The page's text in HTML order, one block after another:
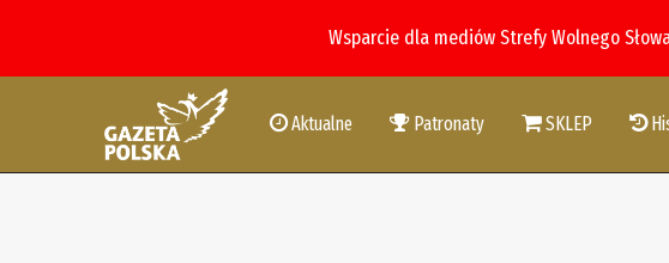
Wsparcie dla mediów Strefy Wolnego
Aktualne Patronaty SKLEP